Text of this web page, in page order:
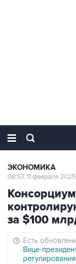
ЭКОНОМИКА
08:57, 11 февраля 2025
за $100
Есть
Вице-